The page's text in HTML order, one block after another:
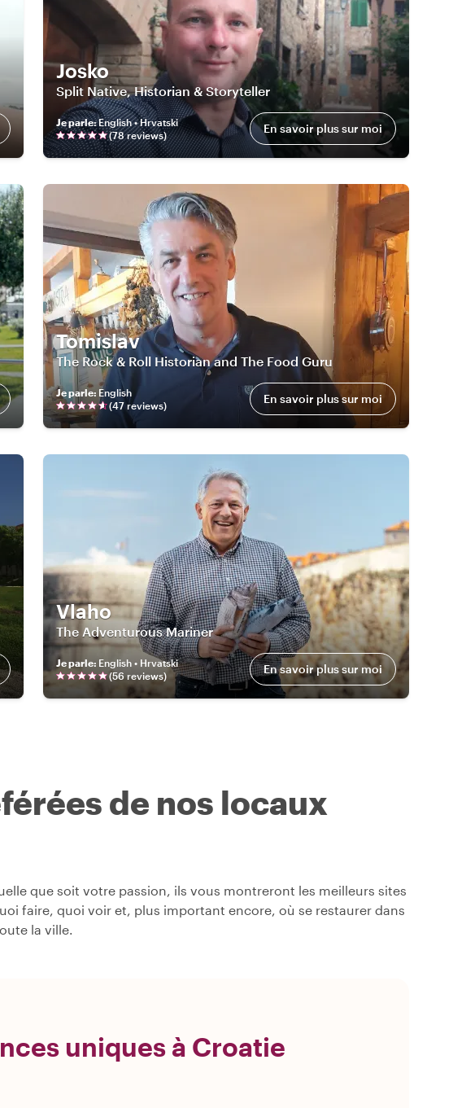
Josko
Split Native, Historian & Storyteller
Je parle:English • Hrvatski
(78reviews) En savoir plus sur moi
Tomislav
The Rock & Roll Historian and The Food Guru
Je parle: English
(47 reviews) En savoir plus sur moi
Vlaho
The Adventurous Mariner
Je parle: English • Hrvatski
(56reviews) En savoir plus sur moi
de nos locaux
que soit votre passion, ils vous montreront les meilleurs sites
faire, quoi voir et, plus important encore, où se restaurer dans
la ville.
uniques à Croatie